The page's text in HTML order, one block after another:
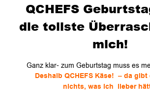
QCHEFS
die tollste
mich!
Ganz klar- zum Geburtstag muss es
Deshalb QCHEFS Käse! – da
nichts, was ich lieber